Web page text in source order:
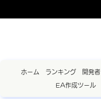
ホーム ランキング 開発者
EA作成ツール